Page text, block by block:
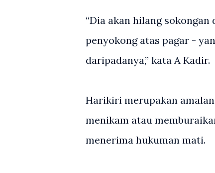
“Dia akan hilang
penyokong atas pagar -
daripadanya,” kata A Kadir.
Harikiri merupakan
menikam atau
menerima hukuman mati.